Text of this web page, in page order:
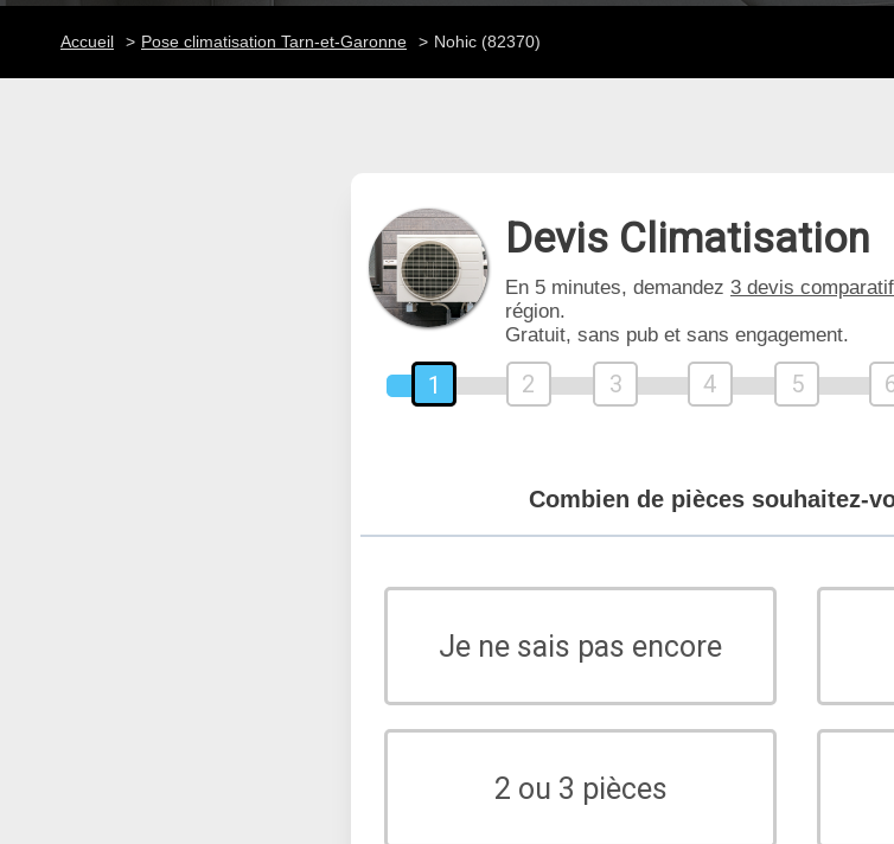
Accueil Pose climatisation Tarn-et-Garonne Nohic (82370)
Devis Climatisation
En 5 minutes, demandez 3 devis
région.
Gratuit, sans pub et sans engagement.
1 2 3 4 5
Combien de pièces souhaitez-
Je ne sais pas encore
2 ou 3 pièces